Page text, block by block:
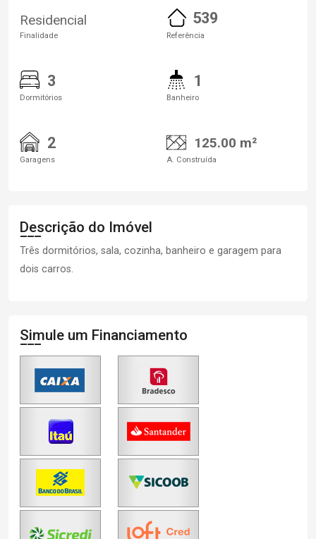
Residencial
Finalidade
539
Referência
3
Dormitórios
1
Banheiro
2
Garagens
125.00 m²
A. Construída
Descrição do Imóvel
Três dormitórios, sala, cozinha, banheiro e garagem para
dois carros.
Simule um Financiamento